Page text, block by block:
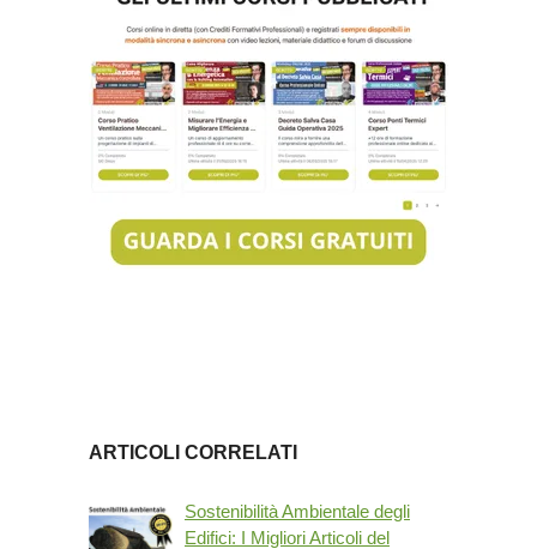
ARTICOLI CORRELATI
Sostenibilità Ambientale degli
Edifici: I Migliori Articoli del